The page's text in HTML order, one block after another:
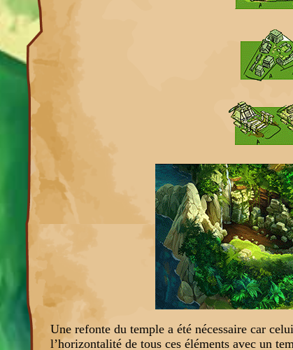
Une refonte du temple a été nécessaire car
l’horizontalité de tous ces éléments avec un